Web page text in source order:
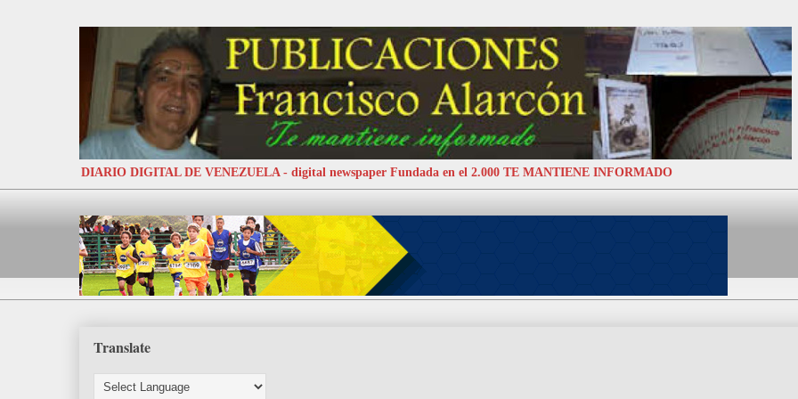
DIARIO DIGITAL DE VENEZUELA - digital newspaper Fundada en el 2.000 TE MANTIENE INFORMADO
Translate